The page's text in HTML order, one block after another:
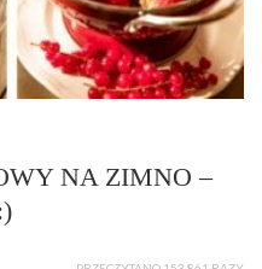
NA ZIMNO –